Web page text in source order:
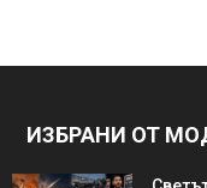
ИЗБРАНИ ОТ